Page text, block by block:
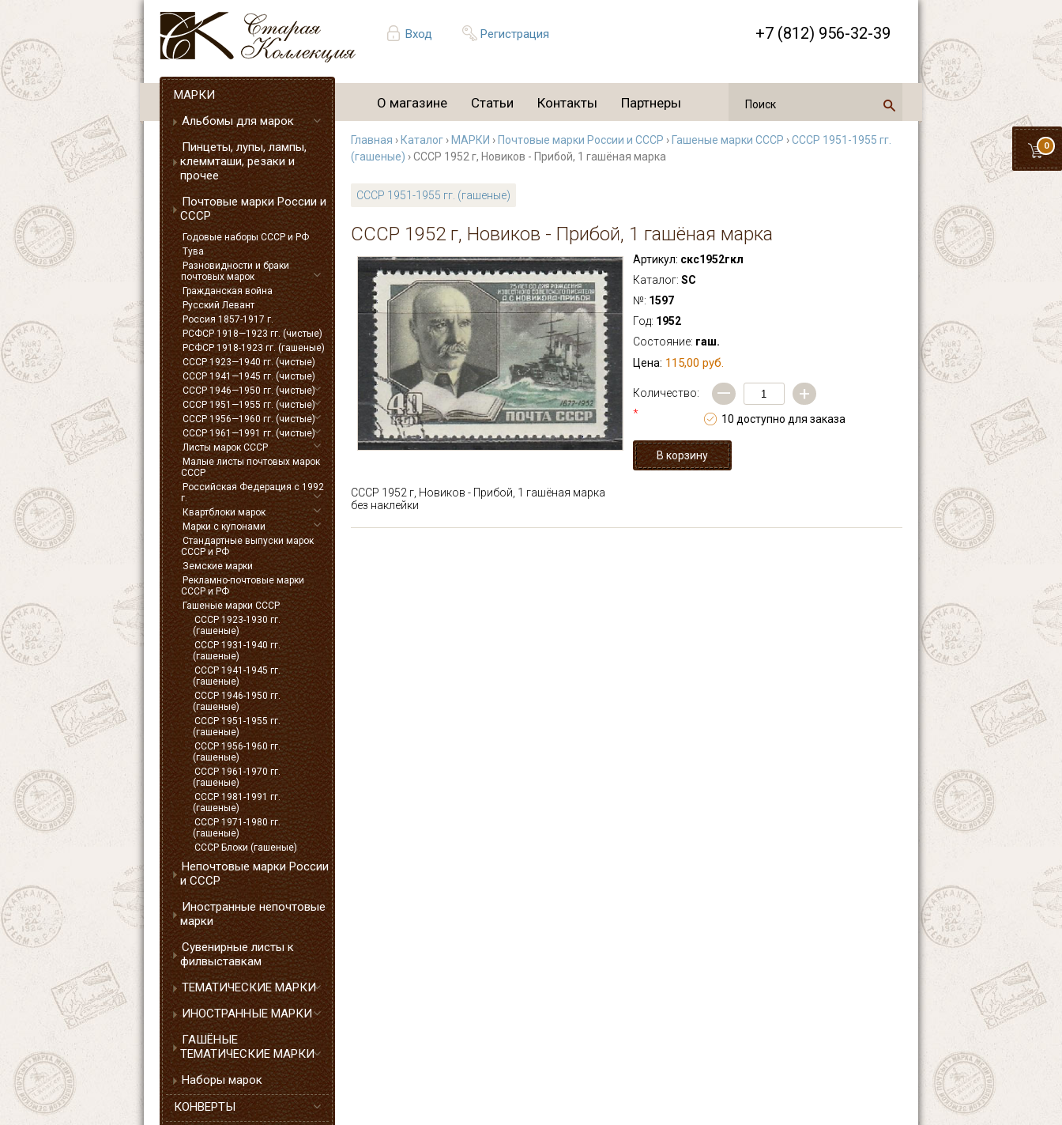
Вход Регистрация +7 (812) 956-32-39
0
О магазине Статьи Контакты Партнеры
МАРКИ
Альбомы для марок
Пинцеты, лупы, лампы,
клеммташи, резаки и
прочее
Почтовые марки России и
СССР
Годовые наборы СССР и РФ
Тува
Разновидности и браки
почтовых марок
Гражданская война
Русский Левант
Россия 1857-1917 г.
РСФСР 1918—1923 гг. (чистые)
РСФСР 1918-1923 гг. (гашеные)
СССР 1923—1940 гг. (чистые)
СССР 1941—1945 гг. (чистые)
СССР 1946—1950 гг. (чистые)
СССР 1951—1955 гг. (чистые)
СССР 1956—1960 гг. (чистые)
СССР 1961—1991 гг. (чистые)
Листы марок СССР
Малые листы почтовых марок
СССР
Российская Федерация с 1992
г.
Квартблоки марок
Марки с купонами
Стандартные выпуски марок
СССР и РФ
Земские марки
Рекламно-почтовые марки
СССР и РФ
Гашеные марки СССР
СССР 1923-1930 гг.
(гашеные)
СССР 1931-1940 гг.
(гашеные)
СССР 1941-1945 гг.
(гашеные)
СССР 1946-1950 гг.
(гашеные)
СССР 1951-1955 гг.
(гашеные)
СССР 1956-1960 гг.
(гашеные)
СССР 1961-1970 гг.
(гашеные)
СССР 1981-1991 гг.
(гашеные)
СССР 1971-1980 гг.
(гашеные)
СССР Блоки (гашеные)
Непочтовые марки России
и СССР
Иностранные непочтовые
марки
Сувенирные листы к
филвыставкам
ТЕМАТИЧЕСКИЕ МАРКИ
ИНОСТРАННЫЕ МАРКИ
ГАШЁНЫЕ
ТЕМАТИЧЕСКИЕ МАРКИ
Наборы марок
КОНВЕРТЫ
Главная › Каталог › МАРКИ › Почтовые марки России и СССР › Гашеные марки СССР ›СССР 1951-1955 гг.
(гашеные) › СССР 1952 г, Новиков - Прибой, 1 гашёная марка
СССР 1951-1955 гг. (гашеные)
СССР 1952 г, Новиков - Прибой, 1 гашёная марка
Артикул: скс1952гкл
Каталог: SC
№: 1597
Год: 1952
Состояние: гаш.
Цена: 115,00 руб.
Количество:
*
— +
10 доступно для заказа
СССР 1952 г, Новиков - Прибой, 1 гашёная марка
без наклейки